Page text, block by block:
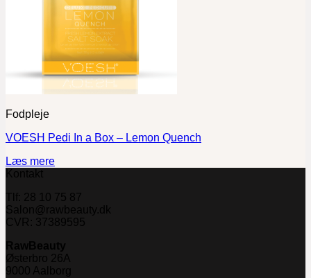
Fodpleje
VOESH Pedi In a Box – Lemon Quench
Læs mere
Kontakt
Tlf: 28 10 75 87
Salon@rawbeauty.dk
CVR: 37389595
RawBeauty
Østerbro 26A
9000 Aalborg